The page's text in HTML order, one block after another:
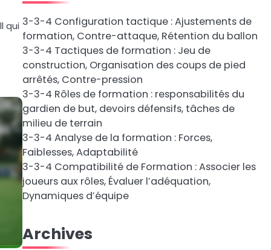
qui 3-3-4 Configuration tactique : Ajustements de
formation, Contre-attaque, Rétention du ballon
3-3-4 Tactiques de formation : Jeu de
construction, Organisation des coups de pied
arrêtés, Contre-pression
3-3-4 Rôles de formation : responsabilités du
gardien de but, devoirs défensifs, tâches de
milieu de terrain
3-3-4 Analyse de la formation : Forces,
Faiblesses, Adaptabilité
3-3-4 Compatibilité de Formation : Associer les
joueurs aux rôles, Évaluer l’adéquation,
Dynamiques d’équipe
Archives